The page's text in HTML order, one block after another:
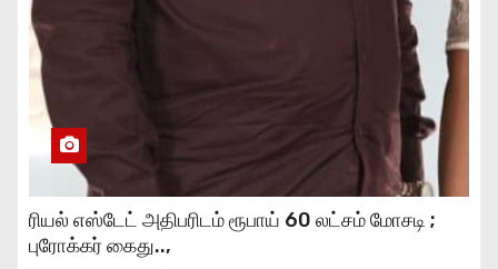
ரியல் எஸ்டேட் அதிபரிடம் ரூபாய் 60 லட்சம் மோசடி ;
புரோக்கர் கைது..,